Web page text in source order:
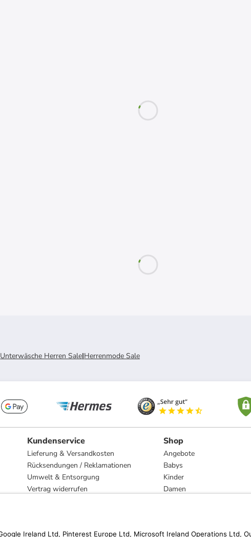
Unterwäsche Herren Sale|Herrenmode Sale
Kundenservice
Lieferung & Versandkosten
Rücksendungen / Reklamationen
Umwelt & Entsorgung
Vertrag widerrufen
Shop
Angebote
Babys
Kinder
Damen